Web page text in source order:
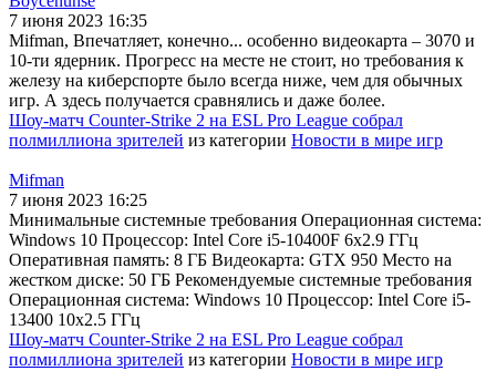
7 июня 2023 16:35
Mifman, Впечатляет, конечно... особенно видеокарта – 3070 и
10-ти ядерник. Прогресс на месте не стоит, но требования к
железу на киберспорте было всегда ниже, чем для обычных
игр. А здесь получается сравнялись и даже более.
Шоу-матч Counter-Strike 2 на ESL Pro League собрал
полмиллиона зрителей из категории Новости в мире игр
Mifman
7 июня 2023 16:25
Минимальные системные требования Операционная система:
Windows 10 Процессор: Intel Core i5-10400F 6x2.9 ГГц
Оперативная память: 8 ГБ Видеокарта: GTX 950 Место на
жестком диске: 50 ГБ Рекомендуемые системные требования
Операционная система: Windows 10 Процессор: Intel Core i5-
13400 10x2.5 ГГц
Шоу-матч Counter-Strike 2 на ESL Pro League собрал
полмиллиона зрителей из категории Новости в мире игр